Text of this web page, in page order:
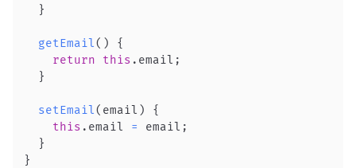
}
getEmail( )
{
return
this . email ;
}
setEmail( email )
{
this . email = email ;
}
}